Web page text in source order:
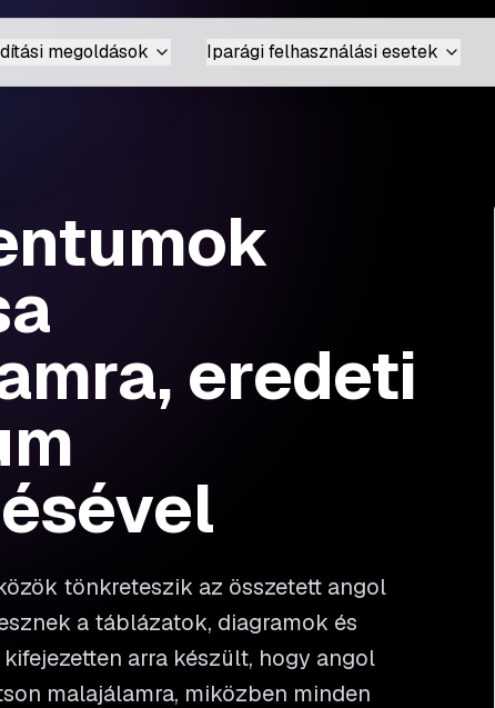
megoldások Iparági felhasználási esetek
eredeti
tönkreteszik az összetett angol
a táblázatok, diagramok és
arra készült, hogy angol
malajálamra, miközben minden